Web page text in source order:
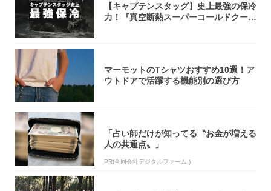
【キャプテンスタッグ】史上最強の保冷
力！『真空断熱スーパーコールドクーラ
マーモットのTシャツおすすめ10選！ア
ウトドアで活躍する機能別の選び方
「占い師だけが知ってる〝お金が増える
人の共通点〟」
PR(合同会社デジタルファーム )